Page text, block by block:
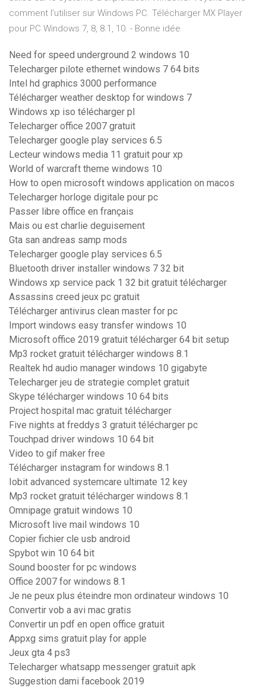
comment l’utiliser sur Windows PC. Télécharger MX Player
pour PC Windows 7, 8, 8.1, 10. - Bonne idée
Need for speed underground 2 windows 10
Telecharger pilote ethernet windows 7 64 bits
Intel hd graphics 3000 performance
Télécharger weather desktop for windows 7
Windows xp iso télécharger pl
Telecharger office 2007 gratuit
Telecharger google play services 6.5
Lecteur windows media 11 gratuit pour xp
World of warcraft theme windows 10
How to open microsoft windows application on macos
Telecharger horloge digitale pour pc
Passer libre office en français
Mais ou est charlie deguisement
Gta san andreas samp mods
Telecharger google play services 6.5
Bluetooth driver installer windows 7 32 bit
Windows xp service pack 1 32 bit gratuit télécharger
Assassins creed jeux pc gratuit
Télécharger antivirus clean master for pc
Import windows easy transfer windows 10
Microsoft office 2019 gratuit télécharger 64 bit setup
Mp3 rocket gratuit télécharger windows 8.1
Realtek hd audio manager windows 10 gigabyte
Telecharger jeu de strategie complet gratuit
Skype télécharger windows 10 64 bits
Project hospital mac gratuit télécharger
Five nights at freddys 3 gratuit télécharger pc
Touchpad driver windows 10 64 bit
Video to gif maker free
Télécharger instagram for windows 8.1
Iobit advanced systemcare ultimate 12 key
Mp3 rocket gratuit télécharger windows 8.1
Omnipage gratuit windows 10
Microsoft live mail windows 10
Copier fichier cle usb android
Spybot win 10 64 bit
Sound booster for pc windows
Office 2007 for windows 8.1
Je ne peux plus éteindre mon ordinateur windows 10
Convertir vob a avi mac gratis
Convertir un pdf en open office gratuit
Appxg sims gratuit play for apple
Jeux gta 4 ps3
Telecharger whatsapp messenger gratuit apk
Suggestion dami facebook 2019